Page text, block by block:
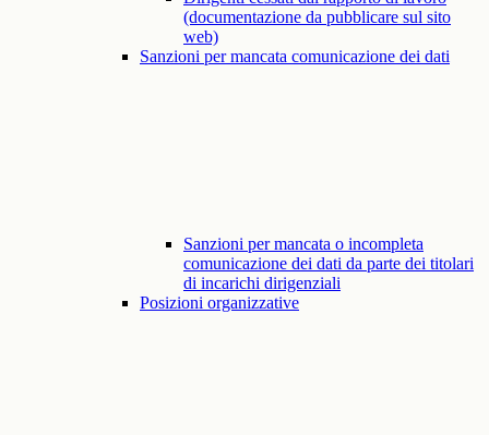
(documentazione da pubblicare sul sito
web)
Sanzioni per mancata comunicazione dei dati
Sanzioni per mancata o incompleta
comunicazione dei dati da parte dei titolari
di incarichi dirigenziali
Posizioni organizzative